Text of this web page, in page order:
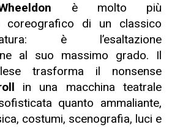
è molto più
coreografico di un classico
è l’esaltazione
al suo massimo grado. Il
trasforma il nonsense
in una macchina teatrale
quanto ammaliante,
costumi, scenografia, luci e